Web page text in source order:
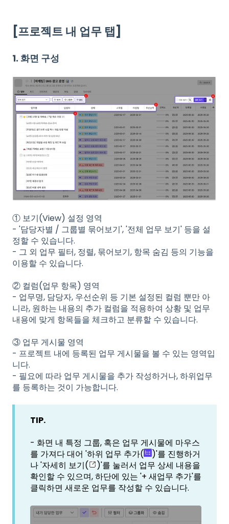
[프로젝트 내 업무 탭]
1. 화면 구성
① 보기(View) 설정 영역
- '담당자별 / 그룹별 묶어보기', '전체 업무 보기' 등을 설
정할 수 있습니다.
- 그 외 업무 필터, 정렬, 묶어보기, 항목 숨김 등의 기능을
이용할 수 있습니다.
② 컬럼(업무 항목) 영역
- 업무명, 담당자, 우선순위 등 기본 설정된 컬럼 뿐만 아
니라, 원하는 내용의 추가 컬럼을 적용하여 상황 및 업무
내용에 맞게 항목들을 체크하고 분류할 수 있습니다.
③ 업무 게시물 영역
- 프로젝트 내에 등록된 업무 게시물을 볼 수 있는 영역입
니다.
- 필요에 따라 업무 게시물을 추가 작성하거나, 하위업무
를 등록하는 것이 가능합니다.
TIP.
- 화면 내 특정 그룹, 혹은 업무 게시물에 마우스
를 가져다 대어 '하위 업무 추가(
)'를 진행하거
나 '자세히 보기(
)'를 눌러서 업무 상세 내용을
확인할 수 있으며, 하단에 있는 '+ 새업무 추가'를
클릭하면 새로운 업무를 작성할 수 있습니다.